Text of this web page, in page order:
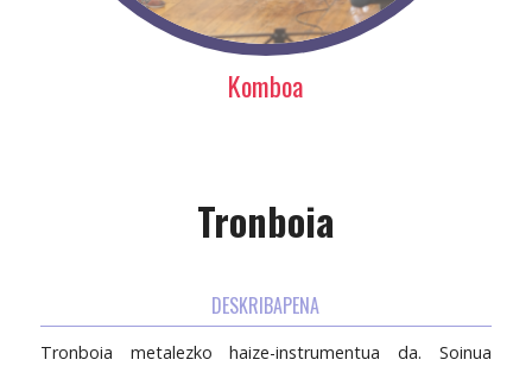
Komboa
Tronboia
DESKRIBAPENA
Tronboia metalezko haize-instrumentua da. Soinua